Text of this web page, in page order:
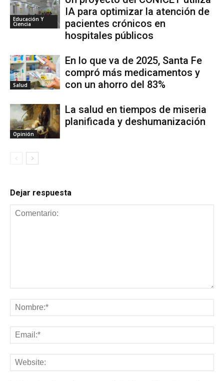
Educación Y
Ciencia
IA para optimizar la atención de
pacientes crónicos en
hospitales públicos
Salud
En lo que va de 2025, Santa Fe
compró más medicamentos y
con un ahorro del 83%
Opinión
La salud en tiempos de miseria
planificada y deshumanización
Dejar respuesta